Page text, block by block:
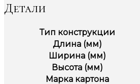
Детали
Тип конструкции
Длина (мм)
Ширина (мм)
Высота (мм)
Марка картона